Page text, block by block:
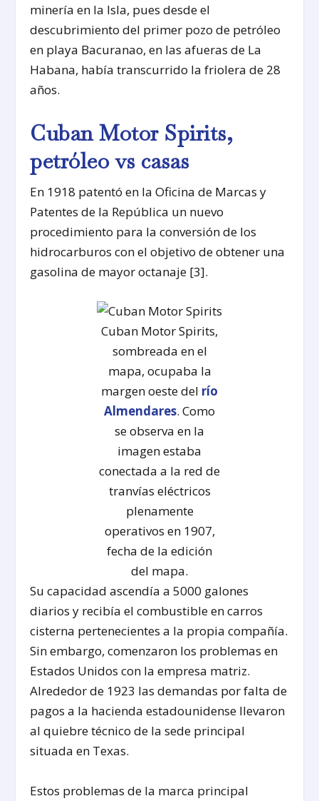
minería en la Isla, pues desde el
descubrimiento del primer pozo de petróleo
en playa Bacuranao, en las afueras de La
Habana, había transcurrido la friolera de 28
años.
Cuban Motor Spirits,
petróleo vs casas
En 1918 patentó en la Oficina de Marcas y
Patentes de la República un nuevo
procedimiento para la conversión de los
hidrocarburos con el objetivo de obtener una
gasolina de mayor octanaje [3].
Cuban Motor Spirits,
sombreada en el
mapa, ocupaba la
margen oeste del río
Almendares. Como
se observa en la
imagen estaba
conectada a la red de
tranvías eléctricos
plenamente
operativos en 1907,
fecha de la edición
del mapa.
Su capacidad ascendía a 5000 galones
diarios y recibía el combustible en carros
cisterna pertenecientes a la propia compañía.
Sin embargo, comenzaron los problemas en
Estados Unidos con la empresa matriz.
Alrededor de 1923 las demandas por falta de
pagos a la hacienda estadounidense llevaron
al quiebre técnico de la sede principal
situada en Texas.
Estos problemas de la marca principal